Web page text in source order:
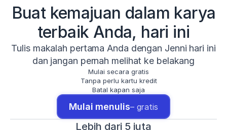
Buat kemajuan dalam karya
terbaik Anda, hari ini
Tulis makalah pertama Anda dengan Jenni hari ini
dan jangan pernah melihat ke belakang
Mulai secara gratis
Tanpa perlu kartu kredit
Batal kapan saja
Mulai menulis– gratis
Lebih dari 5 juta